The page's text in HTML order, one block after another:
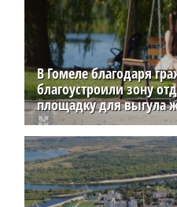
В Гомеле благодаря
благоустроили зону
площадку для выгула